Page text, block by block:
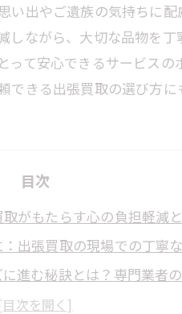
出やご遺族の気持ちに
ながら、大切な品物を
て安心できるサービス
きる出張買取の選び方に
目次
がもたらす心の負担軽減
出張買取の現場での丁寧
進む秘訣とは？専門業者
出張買取が心掛けるポイン